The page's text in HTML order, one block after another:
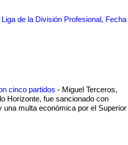
de la División Profesional, Fecha
cinco partidos - Miguel Terceros,
Horizonte, fue sancionado con
multa económica por el Superior